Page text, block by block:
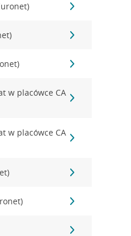
w placówce CA
w placówce CA